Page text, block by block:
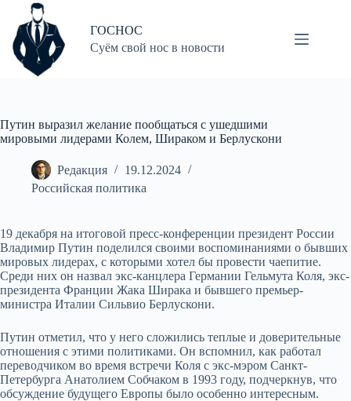
Перейти
сути
ГОСНОС
Суём свой нос в новости
Путин выразил желание пообщаться с ушедшими
мировыми лидерами Колем, Шираком и Берлускони
Редакция
19.12.2024
Российская политика
19 декабря на итоговой пресс-конференции президент России
Владимир Путин поделился своими воспоминаниями о бывших
мировых лидерах, с которыми хотел бы провести чаепитие.
Среди них он назвал экс-канцлера Германии Гельмута Коля, экс-
президента Франции Жака Ширака и бывшего премьер-
министра Италии Сильвио Берлускони.
Путин отметил, что у него сложились теплые и доверительные
отношения с этими политиками. Он вспомнил, как работал
переводчиком во время встречи Коля с экс-мэром Санкт-
Петербурга Анатолием Собчаком в 1993 году, подчеркнув, что
обсуждение будущего Европы было особенно интересным.